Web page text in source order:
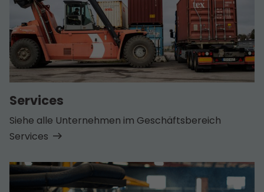
Services
Siehe alle Unternehmen im Geschäfts­bereich
Services